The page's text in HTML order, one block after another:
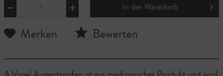
In den Warenkorb
Merken Bewerten